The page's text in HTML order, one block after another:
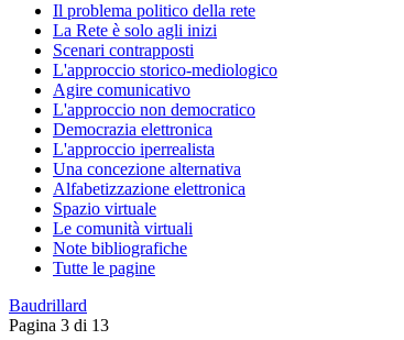
Il problema politico della rete
La Rete è solo agli inizi
Scenari contrapposti
L'approccio storico-mediologico
Agire comunicativo
L'approccio non democratico
Democrazia elettronica
L'approccio iperrealista
Una concezione alternativa
Alfabetizzazione elettronica
Spazio virtuale
Le comunità virtuali
Note bibliografiche
Tutte le pagine
Baudrillard
Pagina 3 di 13